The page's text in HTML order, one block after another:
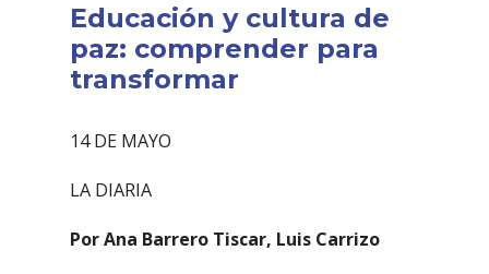
Educación y cultura de
paz: comprender para
transformar
14 DE MAYO
LA DIARIA
Por Ana Barrero Tiscar, Luis Carrizo